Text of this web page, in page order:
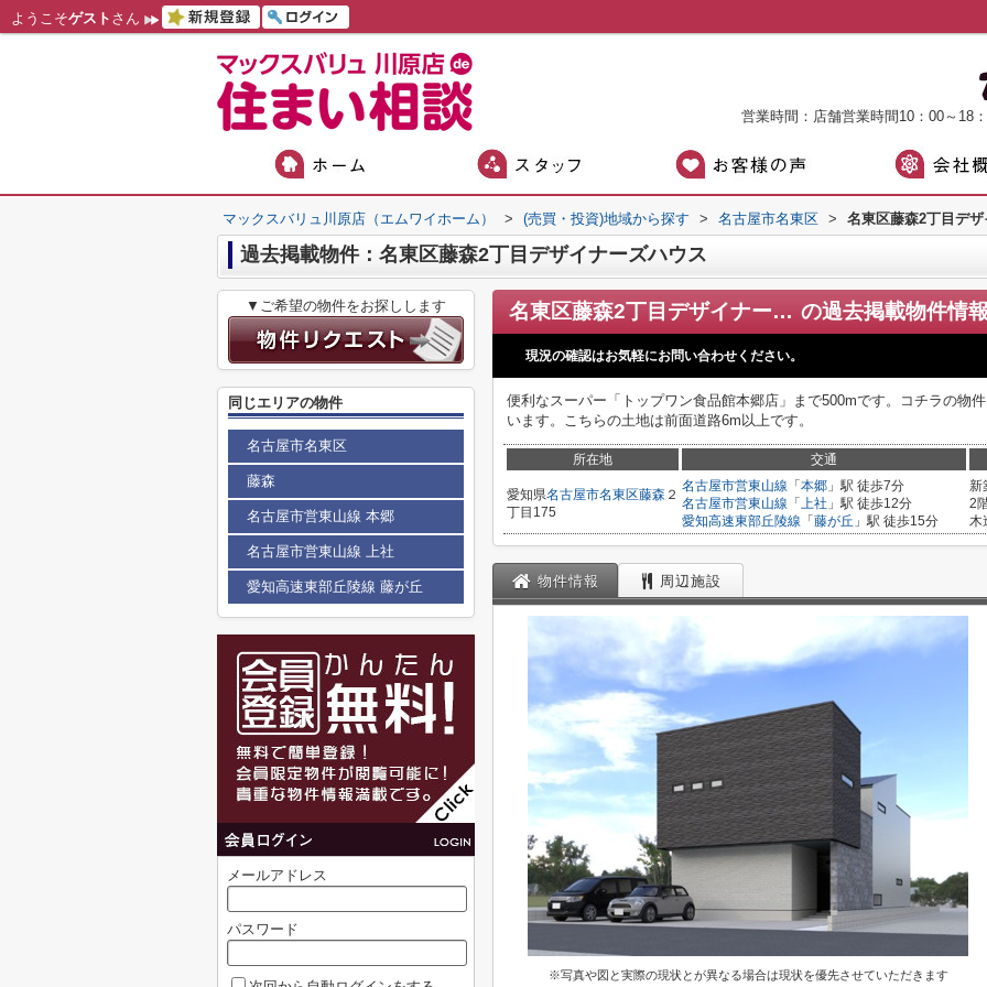
ようこそゲスト さん
営業時間：店舗営業時間10：00～18
マックスバリュ川原店（エムワイホーム） > (売買・投資)地域から探す > 名古屋市名東区 > 名東区藤森2丁目デ
過去掲載物件：名東区藤森2丁目デザイナーズハウス
名東区藤森2丁目デザイナーズハウス の過去掲載物件情
現況の確認はお気軽にお問い合わせください。
便利なスーパー「トップワン食品館本郷店」まで500mです。コチラの物
います。こちらの土地は前面道路6m以上です。
所在地 交通
愛知県名古屋市名東区藤森 ２
丁目175
名古屋市営東山線 「 本郷 」駅 徒歩7分
名古屋市営東山線 「 上社 」駅 徒歩12分
愛知高速東部丘陵線 「 藤が丘 」駅 徒歩15分
新
2
木
物件情報 周辺施設
※写真や図と実際の現状とが異なる場合は現状を優先させていただきます
▼ご希望の物件をお探しします
同じエリアの物件
名古屋市名東区
藤森
名古屋市営東山線 本郷
名古屋市営東山線 上社
愛知高速東部丘陵線 藤が丘
メールアドレス
パスワード